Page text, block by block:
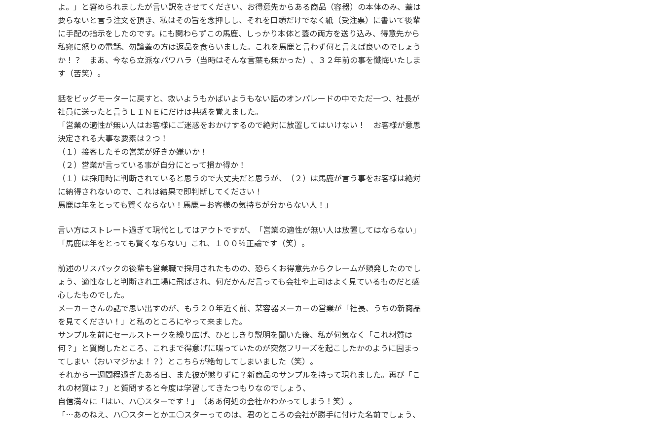
よ。」と窘められましたが言い訳をさせてください、お得意先からある商品（容器）の本体のみ、蓋は
要らないと言う注文を頂き、私はその旨を念押しし、それを口頭だけでなく紙（受注票）に書いて後輩
に手配の指示をしたのです。にも関わらずこの馬鹿、しっかり本体と蓋の両方を送り込み、得意先から
私宛に怒りの電話、勿論蓋の方は返品を食らいました。これを馬鹿と言わず何と言えば良いのでしょう
か！？ まあ、今なら立派なパワハラ（当時はそんな言葉も無かった）、３２年前の事を懺悔いたしま
す（苦笑）。
話をビッグモーターに戻すと、救いようもかばいようもない話のオンパレードの中でただ一つ、社長が
社員に送ったと言うＬＩＮＥにだけは共感を覚えました。
「営業の適性が無い人はお客様にご迷惑をおかけするので絶対に放置してはいけない！ お客様が意思
決定される大事な要素は２つ！
（１）接客したその営業が好きか嫌いか！
（２）営業が言っている事が自分にとって損か得か！
（１）は採用時に判断されていると思うので大丈夫だと思うが、（２）は馬鹿が言う事をお客様は絶対
に納得されないので、これは結果で即判断してください！
馬鹿は年をとっても賢くならない！馬鹿＝お客様の気持ちが分からない人！」
言い方はストレート過ぎて現代としてはアウトですが、「営業の適性が無い人は放置してはならない」
「馬鹿は年をとっても賢くならない」これ、１００％正論です（笑）。
前述のリスパックの後輩も営業職で採用されたものの、恐らくお得意先からクレームが頻発したのでし
ょう、適性なしと判断され工場に飛ばされ、何だかんだ言っても会社や上司はよく見ているものだと感
心したものでした。
メーカーさんの話で思い出すのが、もう２０年近く前、某容器メーカーの営業が「社長、うちの新商品
を見てください！」と私のところにやって来ました。
サンプルを前にセールストークを繰り広げ、ひとしきり説明を聞いた後、私が何気なく「これ材質は
何？」と質問したところ、これまで得意げに喋っていたのが突然フリーズを起こしたかのように固まっ
てしまい（おいマジかよ！？）とこちらが絶句してしまいました（笑）。
それから一週間程過ぎたある日、また彼が懲りずに？新商品のサンプルを持って現れました。再び「こ
れの材質は？」と質問すると今度は学習してきたつもりなのでしょう、
自信満々に「はい、ハ○スターです！」（ああ何処の会社かわかってしまう！笑）。
「…あのねえ、ハ○スターとかエ○スターってのは、君のところの会社が勝手に付けた名前でしょう、